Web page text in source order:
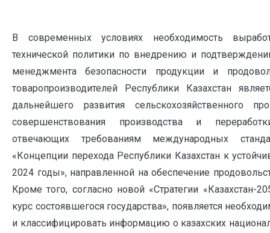
В современных условиях необходимость
технической политики по внедрению и
менеджмента безопасности продукции и
товаропроизводителей Республики Казахстан
дальнейшего развития сельскохозяйственного
совершенствования производства и
отвечающих требованиям международных
«Концепции перехода Республики Казахстан к
2024 годы», направленной на обеспечение
Кроме того, согласно новой «Стратегии «Казахстан-
курс состоявшегося государства», появляется
и классифицировать информацию о казахских